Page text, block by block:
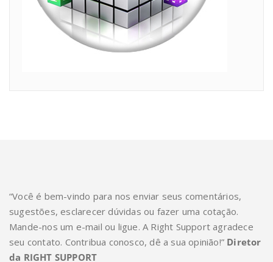
“Você é bem-vindo para nos enviar seus comentários,
sugestões, esclarecer dúvidas ou fazer uma cotação.
Mande-nos um e-mail ou ligue. A Right Support agradece
seu contato. Contribua conosco, dê a sua opinião!” Diretor
da RIGHT SUPPORT